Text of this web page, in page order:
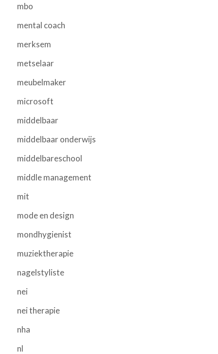
mbo
mental coach
merksem
metselaar
meubelmaker
microsoft
middelbaar
middelbaar onderwijs
middelbareschool
middle management
mit
mode en design
mondhygienist
muziektherapie
nagelstyliste
nei
nei therapie
nha
nl